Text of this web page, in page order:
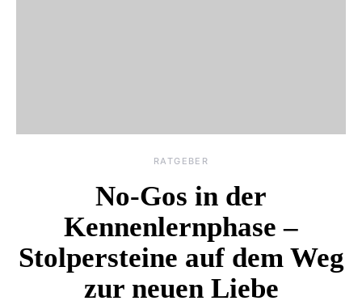
RATGEBER
No-Gos in der
Kennenlernphase –
Stolpersteine auf dem Weg
zur neuen Liebe